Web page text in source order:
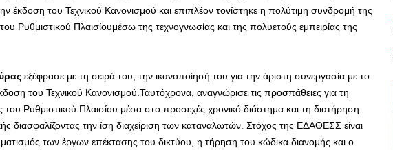
έκδοση του Τεχνικού Κανονισμού και επιπλέον τονίστηκε η πολύτιμη συνδρομή της
Ρυθμιστικού Πλαισίουμέσω της τεχνογνωσίας και της πολυετούς εμπειρίας της
εξέφρασε με τη σειρά του, την ικανοποίησή του για την άριστη συνεργασία με το
του Τεχνικού Κανονισμού.Ταυτόχρονα, αναγνώρισε τις προσπάθειες για τη
του Ρυθμιστικού Πλαισίου μέσα στο προσεχές χρονικό διάστημα και τη διατήρηση
διασφαλίζοντας την ίση διαχείριση των καταναλωτών. Στόχος της ΕΔΑΘΕΣΣ είναι
των έργων επέκτασης του δικτύου, η τήρηση του κώδικα διανομής και ο